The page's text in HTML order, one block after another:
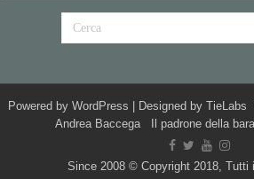
Powered by WordPress | Designed by TieLabs
Andrea Baccega Il padrone della
Since 2008 © Copyright 2018, Tutti